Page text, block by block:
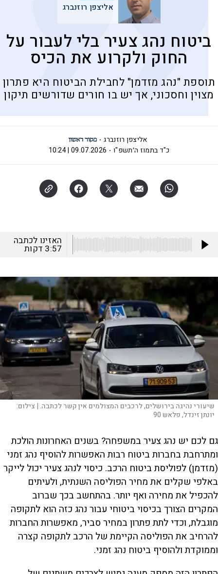
אליצפן רוזנברג
ביטוח נהג צעיר בלי לעבור על
החוק ולקרוע את הכיס
תוספת "נהג מזדמן" לחבילת הביטוח היא פתרון
מצוין וחסכוני, אך יש בו חורים שדורשים תיקון
אליצפן רוזנברג
כ"ד בתמוז ה׳תשפ"ו
09.07.2026 | 10:24
האזינו לכתבה
3:57 דקות
שיעורי נהיגה בירושלים, לרכבים המצולמים אין קשר לכתבה. | צילום:
יונתן זינדל, פלאש 90
גם לכם יש נהג צעיר במשפחה? בשנים האחרונות הולכת
ומתרחבת בחברות ביטוח רבות האפשרות להוסיף נהג זמני
(מזדמן) לפוליסת ביטוח הרכב. כיסוי לנהג צעיר יכול לייקר
באלפי שקלים את מחיר הפוליסה השנתית, ולעיתים
להכפיל את מחירה ואף יותר. בהתחשב בכך שברוב
המקרים הצורך בכיסוי ביטוחי עבור נהג כזה הוא לתקופה
מוגבלת, וכדי לתת פתרון במחיר סביר, מאפשרות החברות
להרחיב את הפוליסה הקיימת של הרכב לתקופה קצרה
וממוקדת ולהוסיף ביטוח נהג זמני.